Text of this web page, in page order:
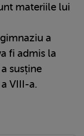
materiile lui
a
fi admis la
susține
VIII-a.